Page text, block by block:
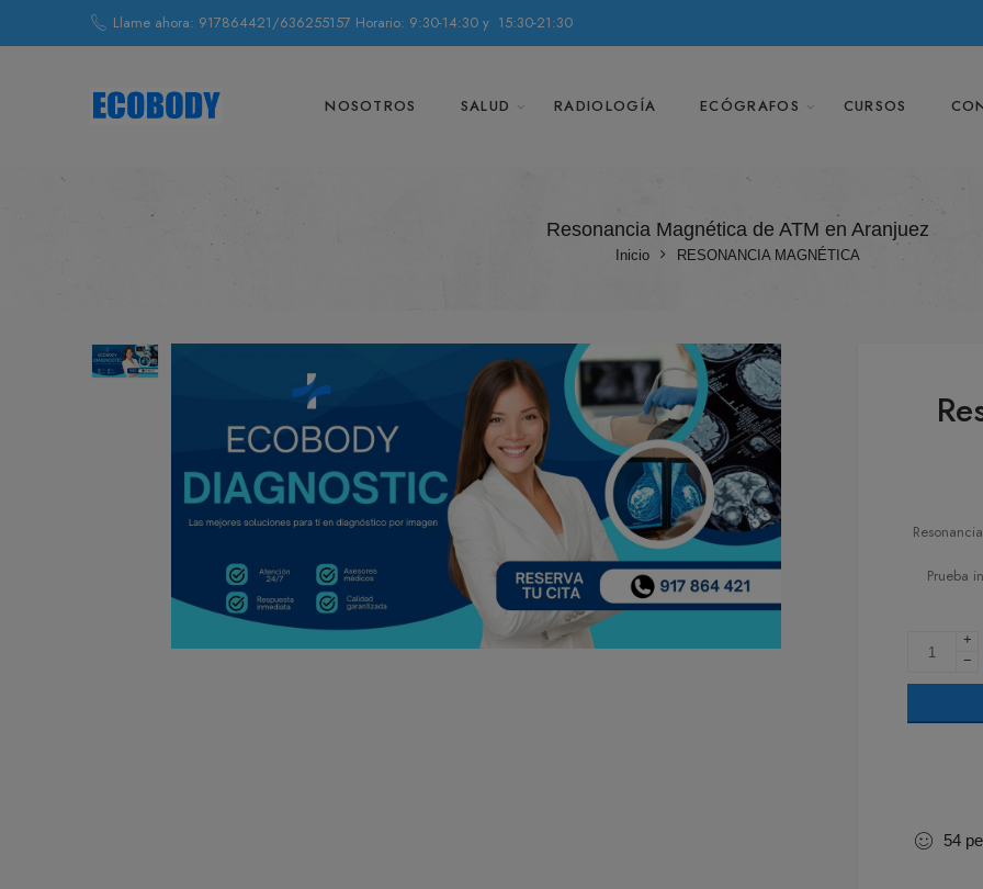
Llame ahora: 917864421/636255157 Horario: 9:30-14:30 y 15:30-21:30
NOSOTROS SALUD RADIOLOGÍA ECÓGRAFOS CURSOS
Resonancia Magnética de ATM en Aranjuez
Inicio RESONANCIA MAGNÉTICA
Prueba
+
−
54